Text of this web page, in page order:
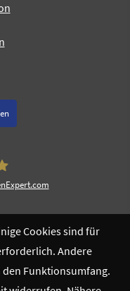
Beiler Offenbach
Cookies sind für
Andere
Funktionsumfang.